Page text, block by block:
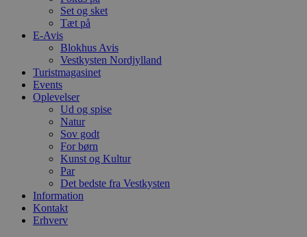
Set og sket
Tæt på
E-Avis
Blokhus Avis
Vestkysten Nordjylland
Turistmagasinet
Events
Oplevelser
Ud og spise
Natur
Sov godt
For børn
Kunst og Kultur
Par
Det bedste fra Vestkysten
Information
Kontakt
Erhverv